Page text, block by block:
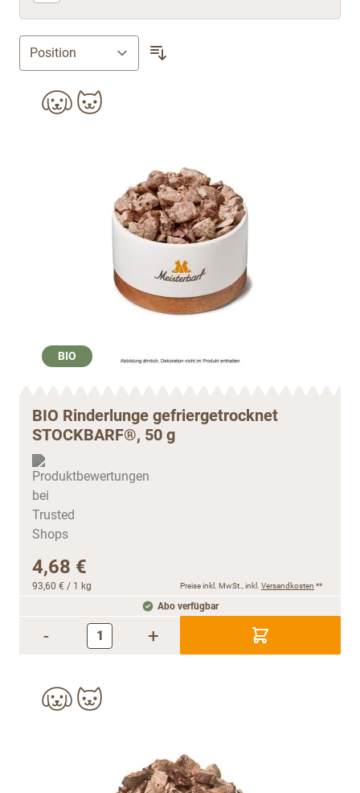
BIO
BIO Rinderlunge gefriergetrocknet
STOCKBARF®, 50 g
4,68 €
93,60 € / 1 kg Preise inkl. MwSt., inkl. Versandkosten **
Abo verfügbar
- +